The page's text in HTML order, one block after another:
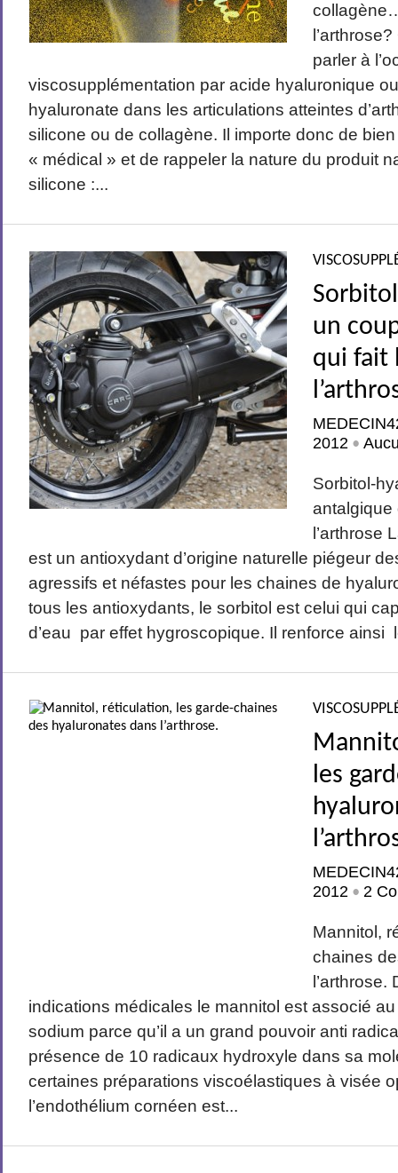
parler à
viscosupplémentation par acide hyaluronique
hyaluronate dans les articulations atteintes
silicone ou de collagène. Il importe donc de
« médical » et de rappeler la nature du produit
silicone :...
un
qui fait
2012 •
Sorbitol-
antalgique
l’arthrose
est un antioxydant d’origine naturelle piégeur
agressifs et néfastes pour les chaines de
tous les antioxydants, le sorbitol est celui qui
d’eau par effet hygroscopique. Il renforce ainsi
les
2012 •2
Mannitol,
chaines
indications médicales le mannitol est associé
sodium parce qu’il a un grand pouvoir anti
présence de 10 radicaux hydroxyle dans sa
certaines préparations viscoélastiques à visée
l’endothélium cornéen est...